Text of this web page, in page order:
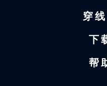
穿
下
帮